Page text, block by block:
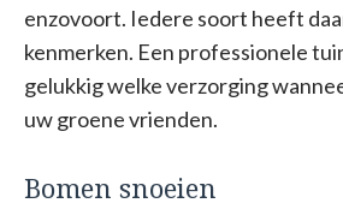
enzovoort. Iedere soort heeft
kenmerken. Een professionele
gelukkig welke verzorging
uw groene vrienden.
Bomen snoeien